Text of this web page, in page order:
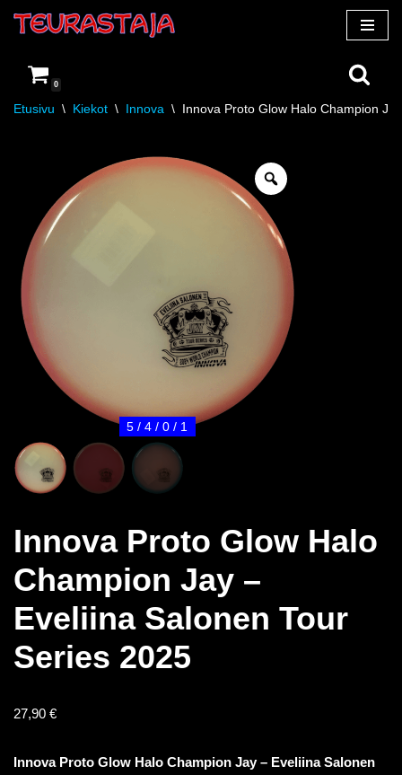
suoraan
sisältöön
0
Etusivu \ Kiekot \ Innova \ Innova Proto Glow Halo Champion
5 / 4 / 0 / 1
Innova Proto Glow Halo
Champion Jay –
Eveliina Salonen Tour
Series 2025
27,90 €
Innova Proto Glow Halo Champion Jay – Eveliina Salonen